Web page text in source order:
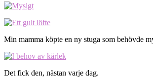
Min mamma köpte en ny stuga som behövde
Det fick den, nästan varje dag.